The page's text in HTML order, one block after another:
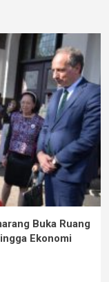
Buka Ruang
Ekonomi